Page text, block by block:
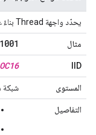
يحدّد واجهة Thread بناءً على مكانها في هيكل الشبكة.
مثال
IID
المستوى شبكة
التفاصيل